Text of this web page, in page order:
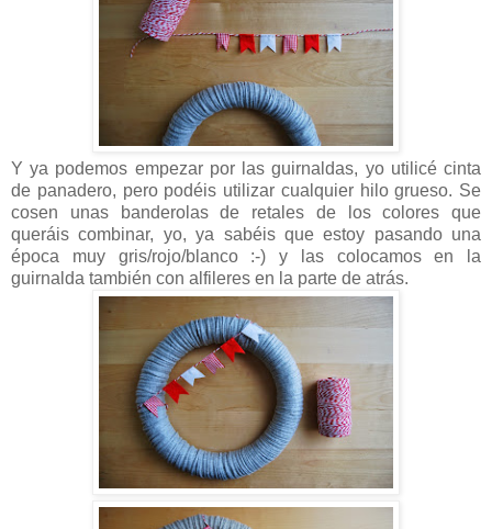
Y ya podemos empezar por las guirnaldas, yo utilicé cinta
de panadero, pero podéis utilizar cualquier hilo grueso. Se
cosen unas banderolas de retales de los colores que
queráis combinar, yo, ya sabéis que estoy pasando una
época muy gris/rojo/blanco :-) y las colocamos en la
guirnalda también con alfileres en la parte de atrás.